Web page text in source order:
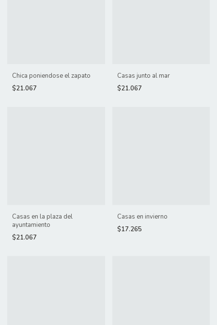
Chica poniendose el zapato
$21.067
Casas junto al mar
$21.067
Casas en la plaza del
ayuntamiento
$21.067
Casas en invierno
$17.265